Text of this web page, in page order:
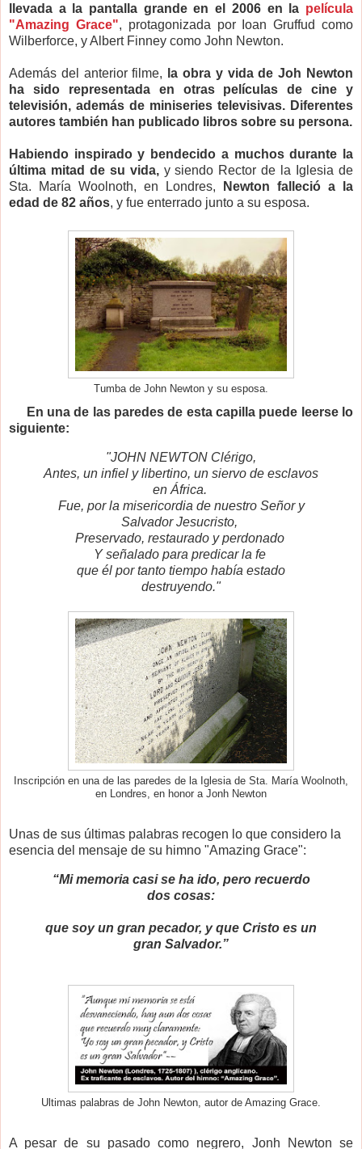
llevada a la pantalla grande en el 2006 en la película
"Amazing Grace", protagonizada por Ioan Gruffud como
Wilberforce, y Albert Finney como John Newton.
Además del anterior filme,
la obra y vida de Joh Newton
ha sido representada en otras películas de cine y
televisión, además de miniseries televisivas. Diferentes
autores también han publicado libros sobre su persona.
Habiendo inspirado y bendecido a muchos durante la
última mitad de su vida, y siendo Rector de la Iglesia de
Sta. María Woolnoth, en Londres,
Newton falleció a la
edad de 82 años, y fue enterrado junto a su esposa.
Tumba de John Newton y su esposa.
En una de las paredes de esta capilla puede leerse lo
siguiente:
"JOHN NEWTON Clérigo,
Antes, un infiel y libertino, un siervo de esclavos
en África.
Fue, por la misericordia de nuestro Señor y
Salvador Jesucristo,
Preservado, restaurado y perdonado
Y señalado para predicar la fe
que él por tanto tiempo había estado
destruyendo."
Inscripción en una de las paredes de la Iglesia de Sta. María Woolnoth,
en Londres, en honor a Jonh Newton
Unas de sus últimas palabras recogen lo que considero la
esencia del mensaje de su himno "Amazing Grace":
“Mi memoria casi se ha ido, pero recuerdo
dos cosas:
que soy un gran pecador, y que Cristo es un
gran Salvador.”
Ultimas palabras de John Newton, autor de Amazing Grace.
A pesar de su pasado como negrero, Jonh Newton se